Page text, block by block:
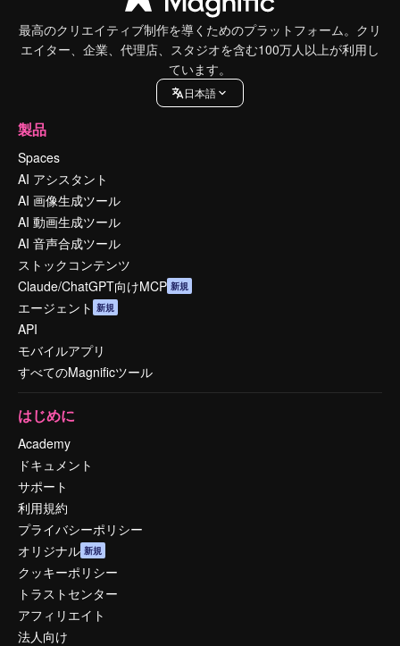
最高のクリエイティブ制作を導くためのプラットフォーム。クリ
エイター、企業、代理店、スタジオを含む100万人以上が利用し
ています。
日本語
製品
Spaces
AI アシスタント
AI 画像生成ツール
AI 動画生成ツール
AI 音声合成ツール
ストックコンテンツ
Claude/ChatGPT向けMCP 新規
エージェント 新規
API
モバイルアプリ
すべてのMagnificツール
はじめに
Academy
ドキュメント
サポート
利用規約
プライバシーポリシー
オリジナル 新規
クッキーポリシー
トラストセンター
アフィリエイト
法人向け